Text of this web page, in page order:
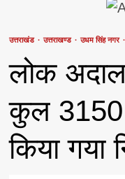
उत्तराखंड उत्तराखण्ड उधम सिंह नगर
लोक
कुल 3150
किया गया